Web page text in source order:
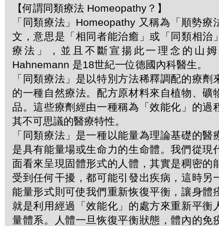
【何謂同類療法 Homeopathy？】
「同類療法」Homeopathy 又稱為「順勢療
文，意思是「相同者能治癒」或「同類相治
療法」，並且不斷宣揚此一理念的山
Hahnemann 是18世紀一位德國內科醫生。
「同類療法」是以特別方法稀釋調配的療劑
的一種自然療法。配方原材料來自植物、礦
品。這些療劑經由一種稱為「效能化」的過
其不可思議的醫療特性。
「同類療法」是一種以能量為理論基礎的醫
是具有能量場或生命力的生命體。我們從現
面看來呈現固體形式的人體，其實是稠密的
受到任何干擾，都可能引發出疾病，這時另
能量形式則可使我們重新恢復平衡，讓身體
就是利用經過「效能化」的處方來重新平衡
量體系。人體一旦恢復平衡狀態，體內的免